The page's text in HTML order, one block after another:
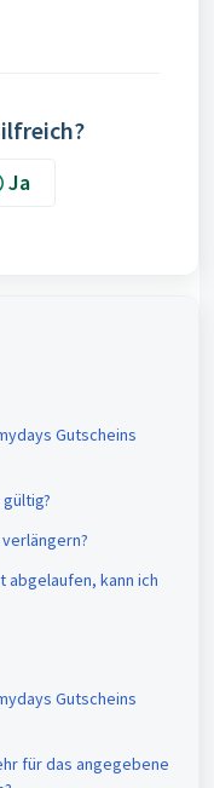
Ja
Gutscheins
abgelaufen, kann ich
Gutscheins
für das angegebene